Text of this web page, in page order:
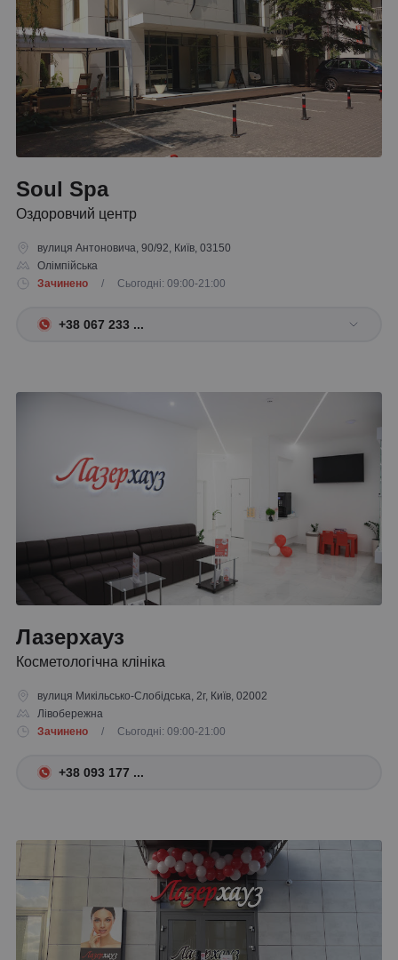
Soul Spa
Оздоровчий центр
вулиця Антоновича, 90/92, Київ, 03150
Олімпійська
Зачинено
/ Сьогодні: 09:00-21:00
+38 067 233 ...
Лазерхауз
Косметологічна клініка
вулиця Микільсько-Слобідська, 2г, Київ, 02002
Лівобережна
Зачинено
/ Сьогодні: 09:00-21:00
+38 093 177 ...